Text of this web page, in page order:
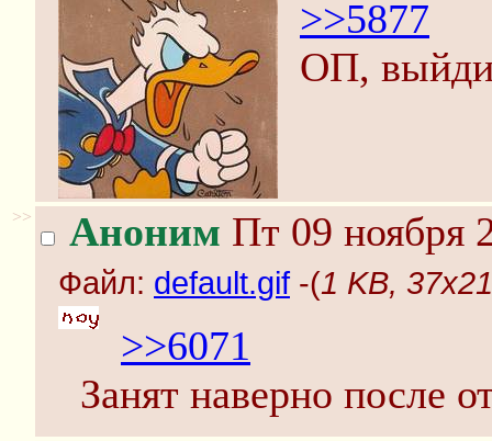
>>5877
ОП, выйди
>> Аноним Пт 09 ноября
Файл: default.gif -(1 KB,
>>6071
Занят наверно после